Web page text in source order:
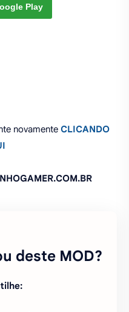
Play
novamente CLICANDO
deste MOD?